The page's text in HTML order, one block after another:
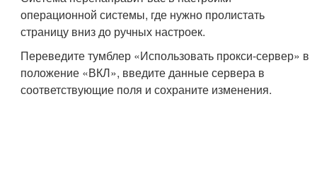
операционной системы, где нужно пролистать
страницу вниз до ручных настроек.
Переведите тумблер «Использовать прокси-сервер» в
положение «ВКЛ», введите данные сервера в
соответствующие поля и сохраните изменения.